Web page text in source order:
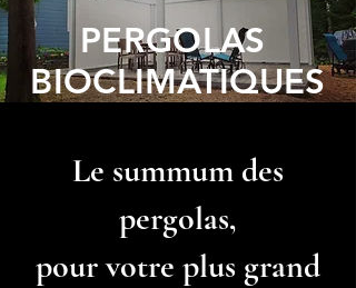
PERGOLAS
BIOCLIMATIQUES
Le summum des
pergolas,
pour votre plus grand